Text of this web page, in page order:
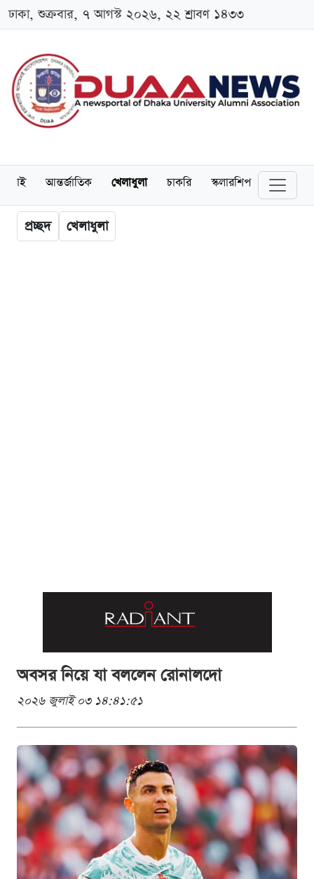
ঢাকা, শুক্রবার, ৭ আগস্ট ২০২৬, ২২ শ্রাবণ ১৪৩৩
আন্তর্জাতিক খেলাধুলা চাকরি স্কলারশিপ বিনোদন
প্রচ্ছদ খেলাধুলা
অবসর নিয়ে যা বললেন রোনালদো
২০২৬ জুলাই ০৩ ১৪:৪১:৫১